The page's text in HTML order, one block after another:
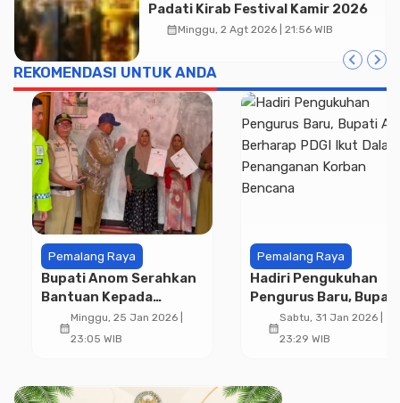
Padati Kirab Festival Kamir 2026
calendar_monthMinggu, 2 Agt 2026 | 21:56 WIB
REKOMENDASI UNTUK ANDA
Pemalang Raya
Bupati Anom Serahkan
Bantuan Kepada
Keluarga Korban
Longsor Bongas
calendar_month
Minggu, 25 Jan 2026 |
23:05 WIB
Pemalang Raya
Hadiri Pengukuhan
Pengurus Baru, Bupati
Anom Berharap PDGI
Ikut Dalam
calendar_month
Sabtu, 31 Jan 2026 |
23:29 WIB